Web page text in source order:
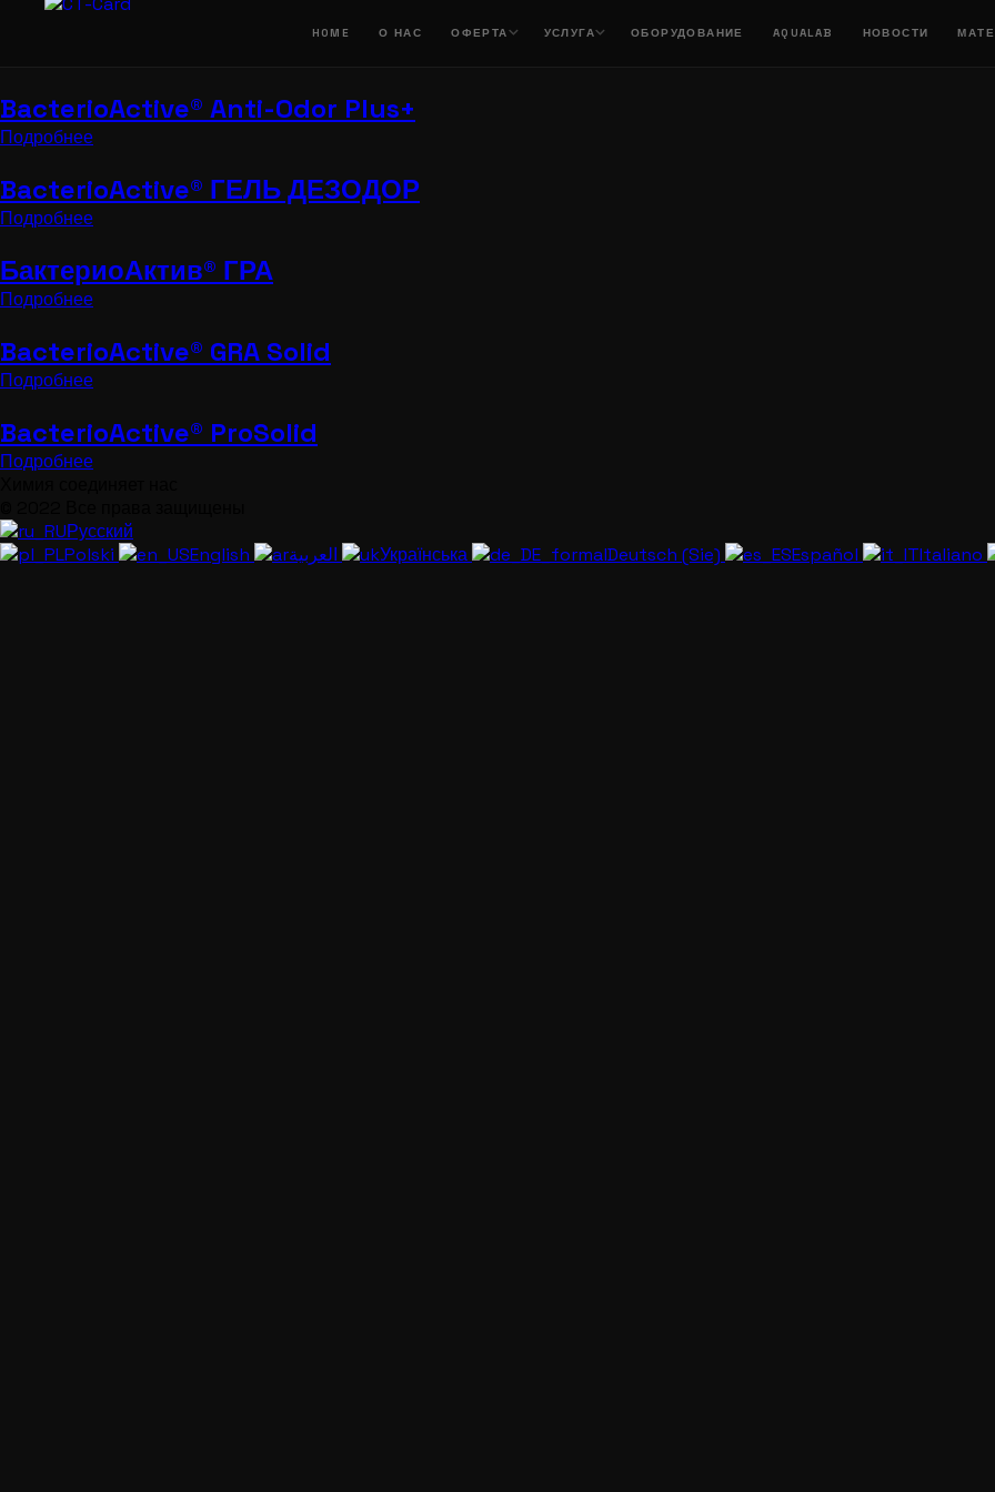
Перейти
HOME О НАС ОФЕРТА УСЛУГА ОБОРУДОВАНИЕ AQUALAB НОВОСТИ
BacterioActive® Anti-Odor Plus+
Подробнее
BacterioActive® ГЕЛЬ ДЕЗОДОР
Подробнее
БактериоАктив® ГРА
Подробнее
BacterioActive® GRA Solid
Подробнее
BacterioActive® ProSolid
Подробнее
Русский
Polski
English Українська Deutsch (Sie) Español Italiano